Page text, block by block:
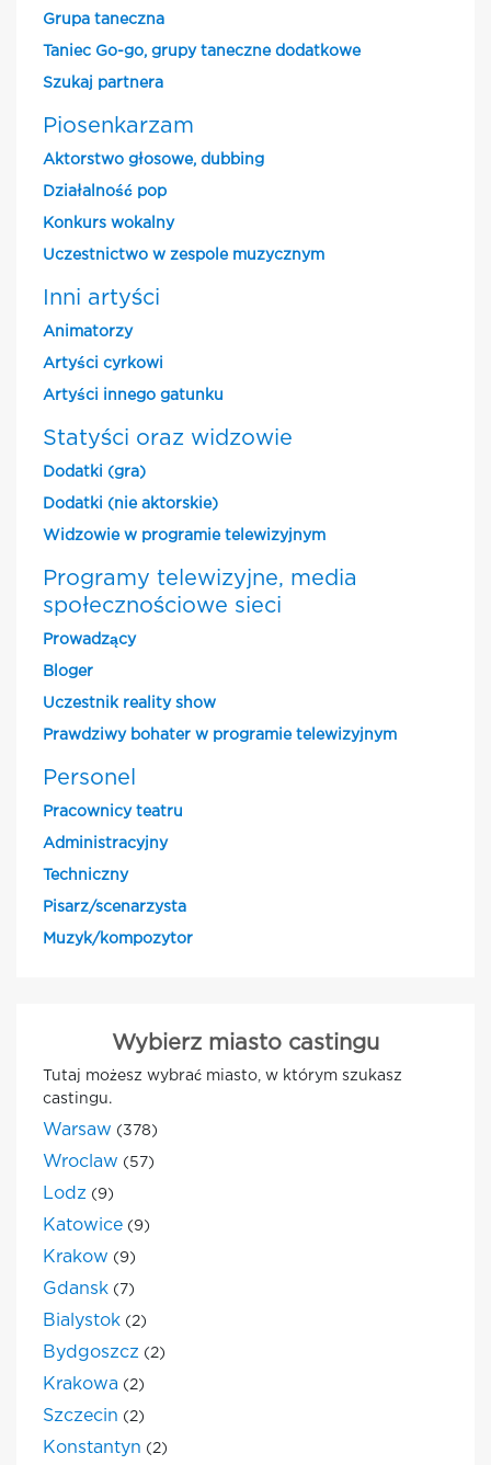
Grupa taneczna
Taniec Go-go, grupy taneczne dodatkowe
Szukaj partnera
Piosenkarzam
Aktorstwo głosowe, dubbing
Działalność pop
Konkurs wokalny
Uczestnictwo w zespole muzycznym
Inni artyści
Animatorzy
Artyści cyrkowi
Artyści innego gatunku
Statyści oraz widzowie
Dodatki (gra)
Dodatki (nie aktorskie)
Widzowie w programie telewizyjnym
Programy telewizyjne, media
społecznościowe sieci
Prowadzący
Bloger
Uczestnik reality show
Prawdziwy bohater w programie telewizyjnym
Personel
Pracownicy teatru
Administracyjny
Techniczny
Pisarz/scenarzysta
Muzyk/kompozytor
Wybierz miasto castingu
Tutaj możesz wybrać miasto, w którym szukasz
castingu.
Warsaw (378)
Wroclaw (57)
Lodz (9)
Katowice (9)
Krakow (9)
Gdansk (7)
Bialystok (2)
Bydgoszcz (2)
Krakowa (2)
Szczecin (2)
Konstantyn (2)